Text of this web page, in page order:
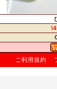
ご利用規約